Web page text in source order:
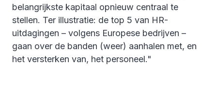
belangrijkste kapitaal opnieuw centraal te
stellen. Ter illustratie: de top 5 van HR-
uitdagingen – volgens Europese bedrijven –
gaan over de banden (weer) aanhalen met, en
het versterken van, het personeel."